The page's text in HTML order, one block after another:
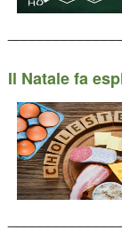
Il Natale fa